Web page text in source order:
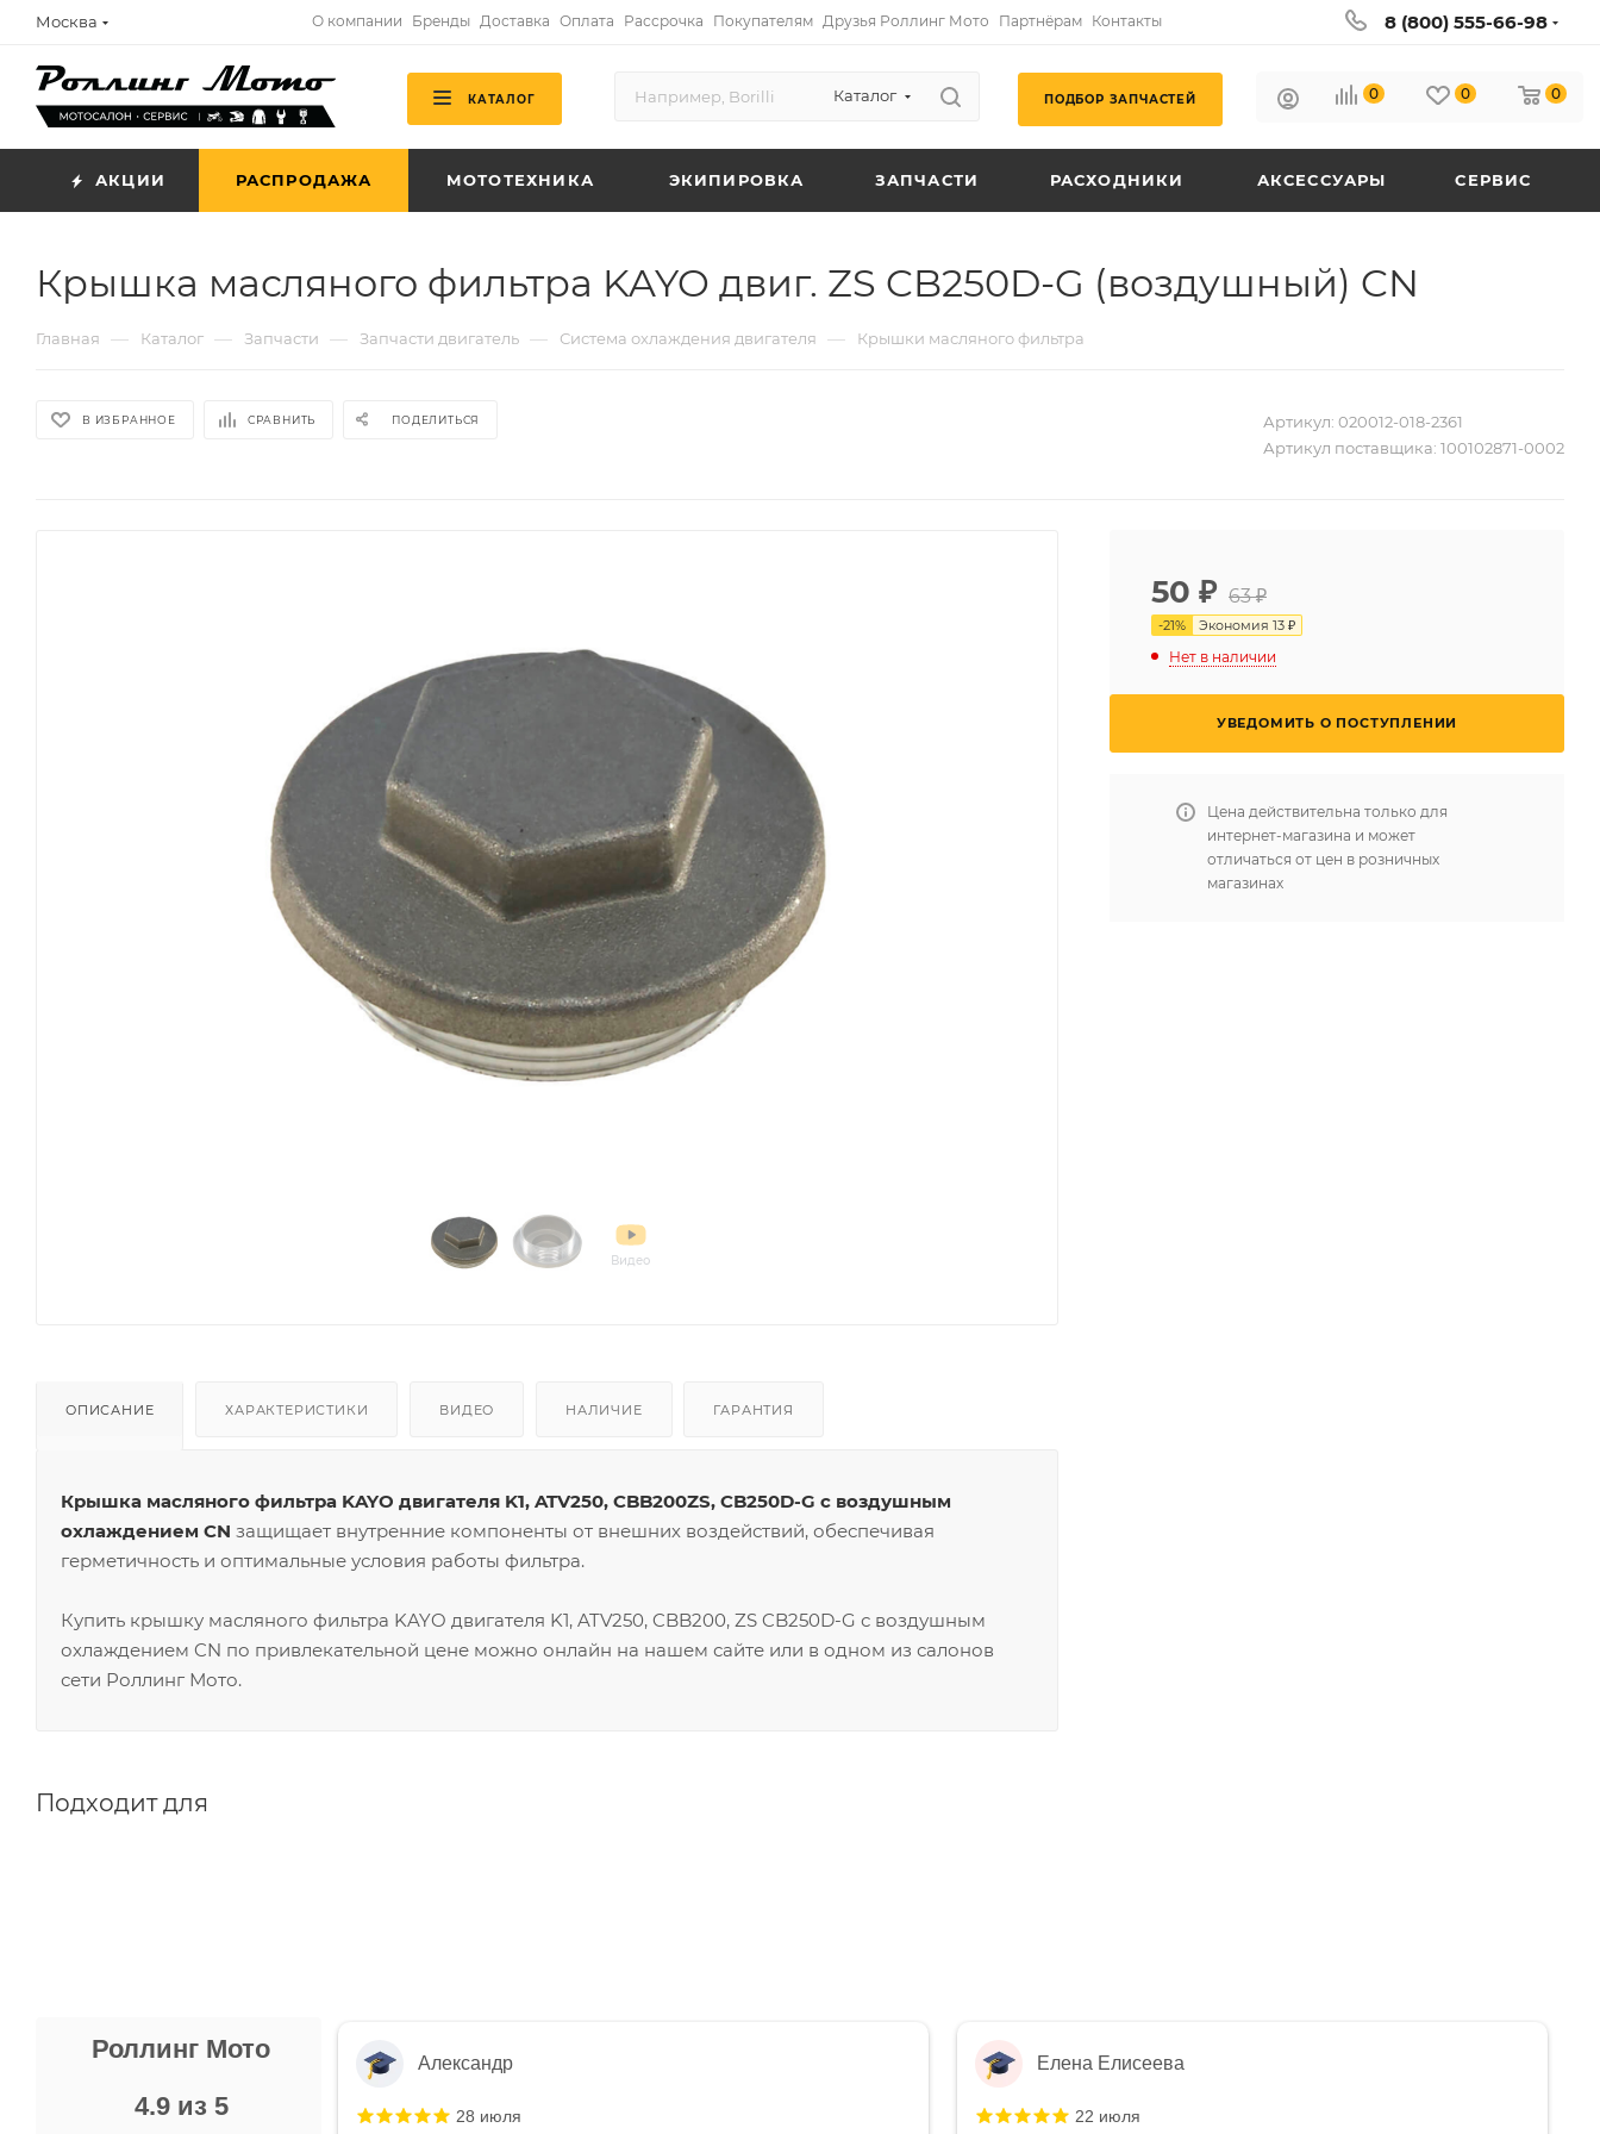
Москва О компании Бренды Доставка Оплата Рассрочка Покупателям Друзья Роллинг Мото Партнёрам Контакты 8 (800) 555-66-98
КАТАЛОГ Каталог ПОДБОР ЗАПЧАСТЕЙ 0 0 0
АКЦИИ РАСПРОДАЖА МОТОТЕХНИКА ЭКИПИРОВКА ЗАПЧАСТИ РАСХОДНИКИ АКСЕССУАРЫ СЕРВИС
Крышка масляного фильтра KAYO двиг. ZS CB250D-G (воздушный) CN
Главная — Каталог — Запчасти — Запчасти двигатель — Система охлаждения двигателя — Крышки масляного фильтра
В ИЗБРАННОЕ СРАВНИТЬ ПОДЕЛИТЬСЯ Артикул: 020012-018-2361
Артикул поставщика: 100102871-0002
Видео
ОПИСАНИЕ ХАРАКТЕРИСТИКИ ВИДЕО НАЛИЧИЕ ГАРАНТИЯ
Крышка масляного фильтра KAYO двигателя K1, ATV250, CBB200ZS, CB250D-G с воздушным
охлаждением CN защищает внутренние компоненты от внешних воздействий, обеспечивая
герметичность и оптимальные условия работы фильтра.
Купить крышку масляного фильтра KAYO двигателя K1, ATV250, CBB200, ZS CB250D-G с воздушным
охлаждением CN по привлекательной цене можно онлайн на нашем сайте или в одном из салонов
сети Роллинг Мото.
Подходит для
50 ₽ 63 ₽
-21% Экономия 13 ₽
Нет в наличии
УВЕДОМИТЬ О ПОСТУПЛЕНИИ
Цена действительна только для
интернет-магазина и может
отличаться от цен в розничных
магазинах
Роллинг Мото
4.9 из 5
Александр
28 июля
Елена Елисеева
22 июля